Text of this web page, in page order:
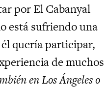
por El Cabanyal
está sufriendo una
quería participar,
de muchos
en Los Ángeles o